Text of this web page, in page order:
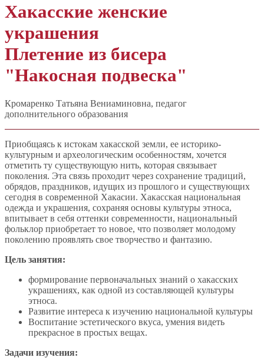
Хакасские женские
украшения
Плетение из бисера
"Накосная подвеска"
Кромаренко Татьяна Вениаминовна, педагог
дополнительного образования
Приобщаясь к истокам хакасской земли, ее историко-
культурным и археологическим особенностям, хочется
отметить ту существующую нить, которая связывает
поколения. Эта связь проходит через сохранение традиций,
обрядов, праздников, идущих из прошлого и существующих
сегодня в современной Хакасии. Хакасская национальная
одежда и украшения, сохраняя основы культуры этноса,
впитывает в себя оттенки современности, национальный
фольклор приобретает то новое, что позволяет молодому
поколению проявлять свое творчество и фантазию.
Цель занятия:
формирование первоначальных знаний о хакасских
украшениях, как одной из составляющей культуры
этноса.
Развитие интереса к изучению национальной культуры
Воспитание эстетического вкуса, умения видеть
прекрасное в простых вещах.
Задачи изучения: